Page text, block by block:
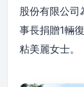
股份有限公司
事長捐贈1輛
粘美麗女士。